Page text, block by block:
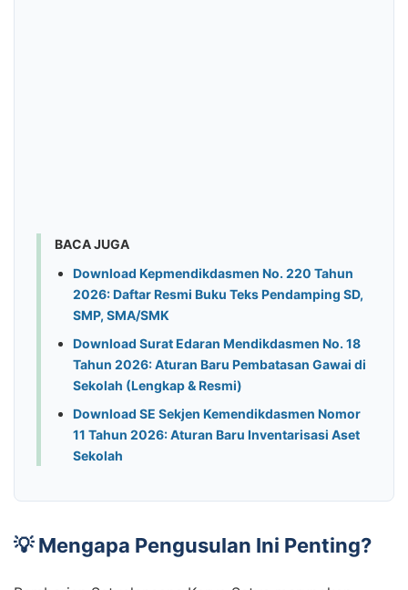
BACA JUGA
Download Kepmendikdasmen No. 220 Tahun
2026: Daftar Resmi Buku Teks Pendamping SD,
SMP, SMA/SMK
Download Surat Edaran Mendikdasmen No. 18
Tahun 2026: Aturan Baru Pembatasan Gawai di
Sekolah (Lengkap & Resmi)
Download SE Sekjen Kemendikdasmen Nomor
11 Tahun 2026: Aturan Baru Inventarisasi Aset
Sekolah
💡 Mengapa Pengusulan Ini Penting?